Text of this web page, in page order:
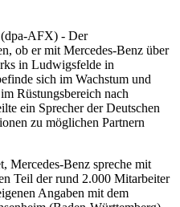
AFX) - Der
ob er mit Mercedes-Benz über
in Ludwigsfelde in
sich im Wachstum und
Rüstungsbereich nach
ein Sprecher der Deutschen
zu möglichen Partnern
Mercedes-Benz spreche mit
Teil der rund 2.000 Mitarbeiter
Angaben mit dem